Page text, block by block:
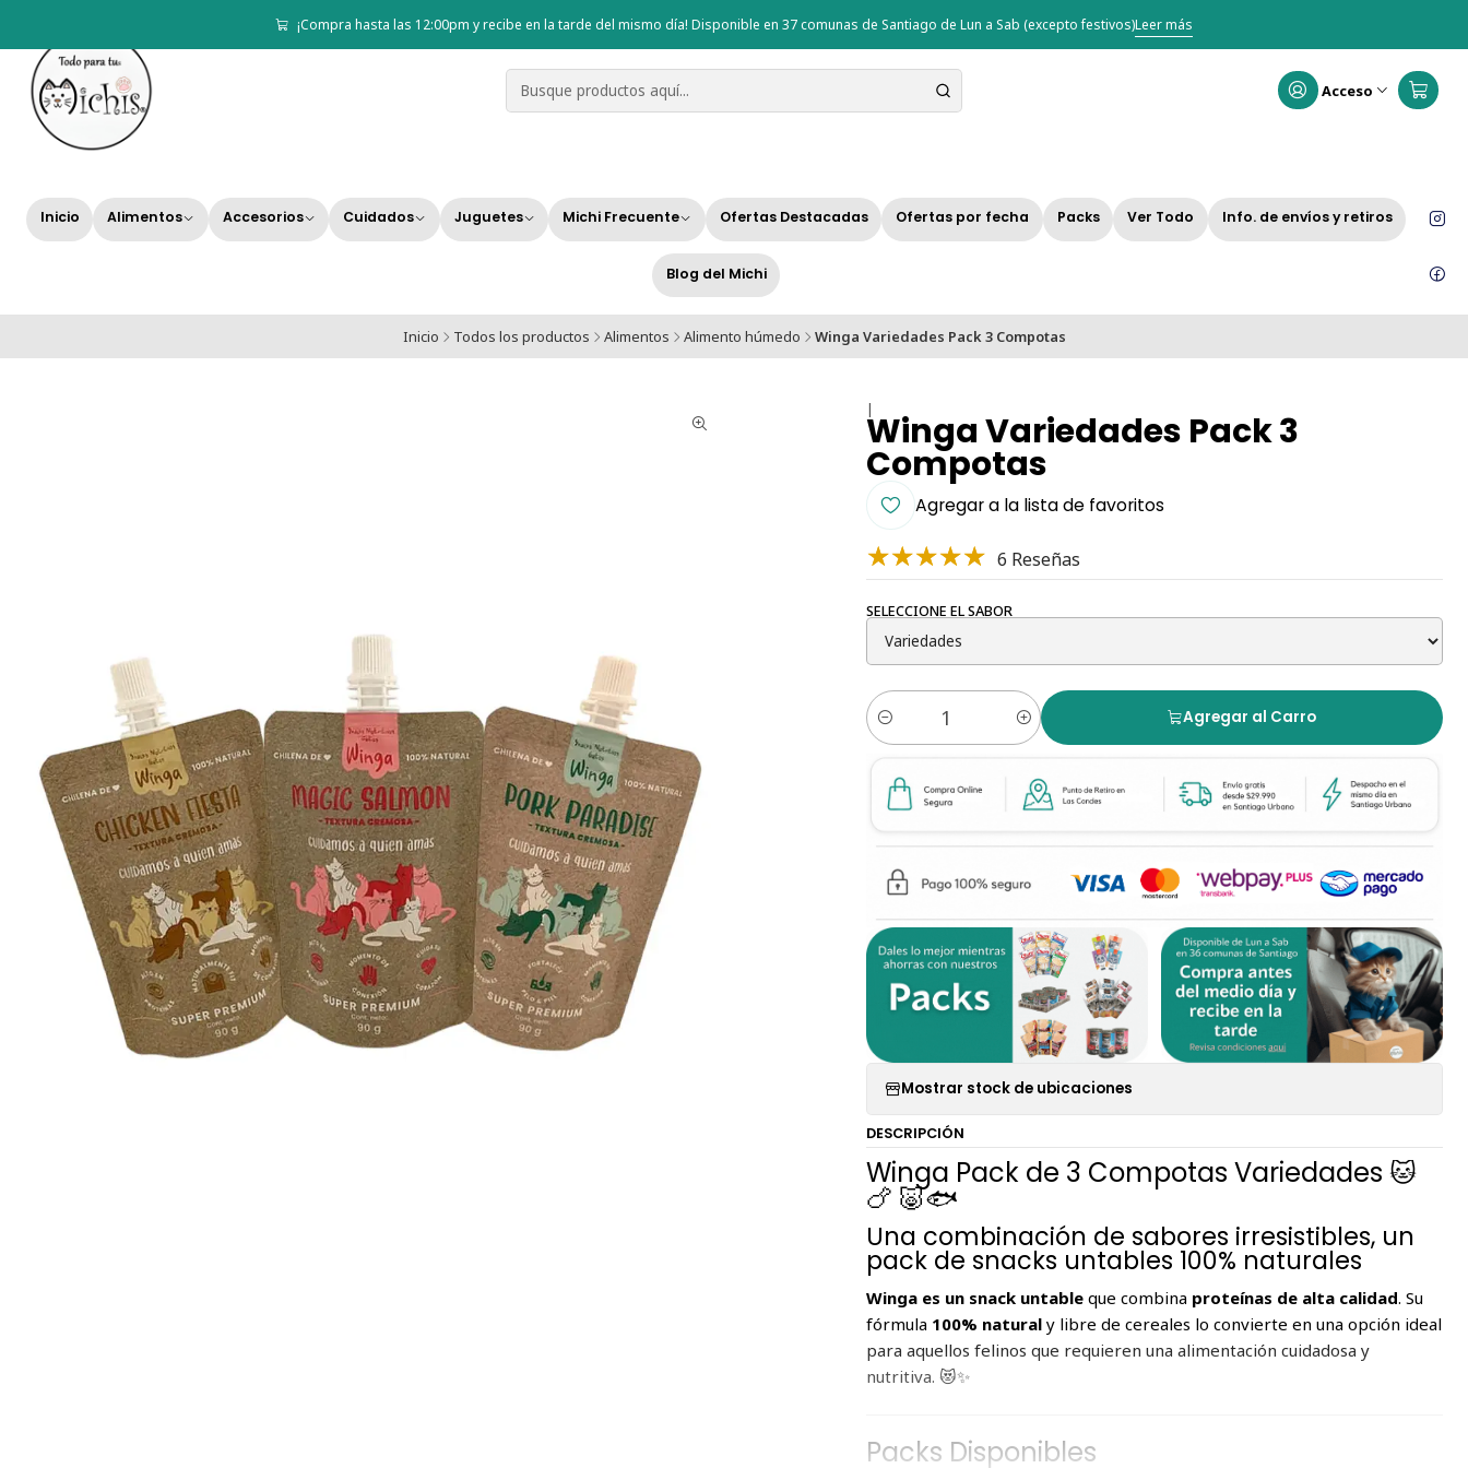
Acceso
Inicio Alimentos Accesorios Cuidados Juguetes Michi Frecuente Ofertas Destacadas Ofertas por fecha Packs Ver Todo Info. de envíos y retiros
Blog del Michi
¡Compra hasta las 12:00pm y recibe en la tarde del mismo día! Disponible en 37 comunas de Santiago de Lun a Sab (excepto festivos)Leer más
Inicio Todos los productos Alimentos Alimento húmedo Winga Variedades Pack 3 Compotas
|
Winga Variedades Pack 3
Compotas
Agregar a la lista de favoritos
6 Reseñas
SELECCIONE EL SABOR
Cantidad
Agregar al Carro
Mostrar stock de ubicaciones
DESCRIPCIÓN
Winga Pack de 3 Compotas Variedades 🐱
🍗 🐷🐟
Una combinación de sabores irresistibles, un
pack de snacks untables 100% naturales
Winga es un snack untable que combina proteínas de alta calidad. Su
fórmula 100% natural y libre de cereales lo convierte en una opción ideal
para aquellos felinos que requieren una alimentación cuidadosa y
nutritiva. 😻✨
Packs Disponibles